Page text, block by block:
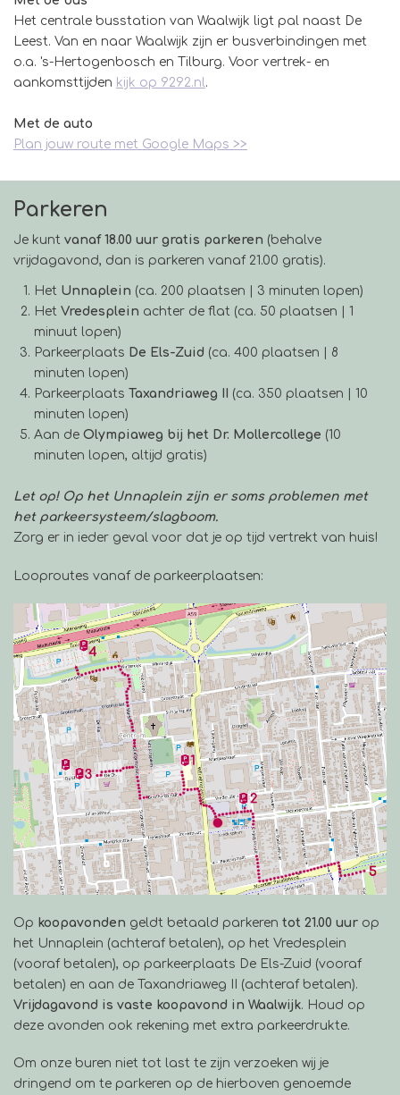
Het centrale busstation van Waalwijk ligt pal naast De
Leest. Van en naar Waalwijk zijn er busverbindingen met
o.a. 's-Hertogenbosch en Tilburg. Voor vertrek- en
aankomsttijden kijk op 9292.nl .
Met de auto
Plan jouw route met Google Maps >>
Parkeren
Je kunt vanaf 18.00 uur gratis parkeren (behalve
vrijdagavond, dan is parkeren vanaf 21.00 gratis).
Het Unnaplein (ca. 200 plaatsen | 3 minuten lopen)
HetVredesplein achter de flat (ca. 50 plaatsen | 1
minuut lopen)
Parkeerplaats De Els-Zuid (ca. 400 plaatsen | 8
minuten lopen)
ParkeerplaatsTaxandriaweg II
(ca. 350 plaatsen | 10
minuten lopen)
Aan deOlympiaweg bij het Dr. Mollercollege (10
minuten lopen, altijd gratis)
Let op! Op het Unnaplein zijn er soms problemen met
het parkeersysteem/slagboom.
Zorg er in ieder geval voor dat je op tijd vertrekt van huis!
Looproutes vanaf de parkeerplaatsen:
Op koopavonden geldt betaald parkeren tot 21.00 uur op
het Unnaplein (achteraf betalen), op het Vredesplein
(vooraf betalen), op parkeerplaats De Els-Zuid (vooraf
betalen) en aan de Taxandriaweg II (achteraf betalen).
Vrijdagavond is vaste koopavond in Waalwijk. Houd op
deze avonden ook rekening met extra parkeerdrukte.
Om onze buren niet tot last te zijn verzoeken wij je
dringend om te parkeren op de hierboven genoemde